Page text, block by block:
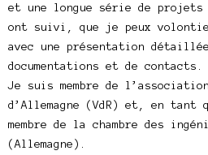
et une longue série de projets
ont suivi, que je peux
avec une présentation
documentations et de contacts.
Je suis membre de
d’Allemagne (VdR) et, en tant
membre de la chambre des
(Allemagne).